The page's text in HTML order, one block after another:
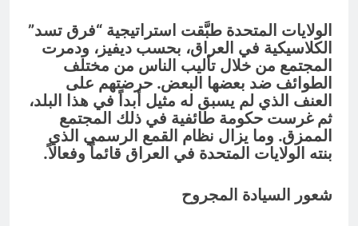
الولايات المتحدة طبَّقت استراتيجية “فرق تسد”
الكلاسيكية في العراق، بحسب ديفيز، ودمرت
المجتمع من خلال تأليب الناس من مختلف
الطوائف ضد بعضها البعض. حرضتهم على
العنف الذي لم يسبق له مثيل أبداً في هذا البلد،
ثم غرست حكومة طائفية في ذلك المجتمع
الممزق. وما يزال نظام القمع الرسمي الذي
بنته الولايات المتحدة في العراق قائماً وفعالاً.
شعور السيادة المجروح